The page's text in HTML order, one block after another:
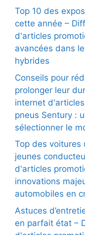
Top 10 des
cette année –
d'articles
avancées dans
hybrides
Conseils pour
prolonger leur
internet
pneus Sentury :
sélectionner le
Top des voitures
jeunes
d'articles
innovations
automobiles en
Astuces
en parfait état –